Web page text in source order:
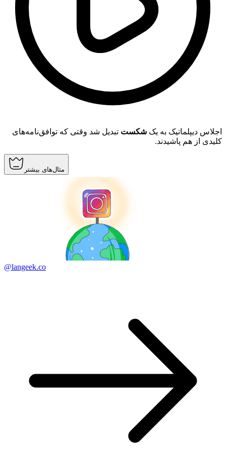
اجلاس دیپلماتیک به یک شکست تبدیل شد وقتی که توافق‌نامه‌های
کلیدی از هم پاشیدند.
مثال‌های بیشتر
@langeek.co